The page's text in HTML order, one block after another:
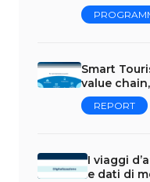
Smart
value
REPORT
I viaggi
e dati di